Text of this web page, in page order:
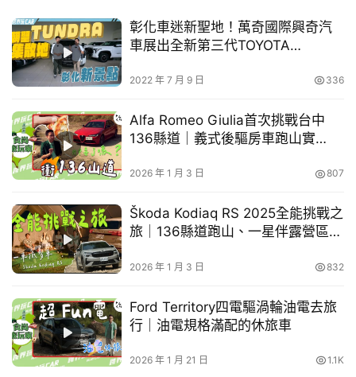
買
車
幫
幫
忙
跨
界
C
A
R
https://playcarcare.com/index.php/4410.html
彰化車迷新聖地！萬奇國際興奇汽
車展出全新第三代TOYOTA
2022 年 7 月 9 日 336
Alfa Romeo Giulia首次挑戰台中
136縣道｜義式後驅房車跑山實
跑山 #後驅房車 #義式操控 #跨界玩
2026 年 1 月 3 日 807
Škoda Kodiaq RS 2025全能挑戰之
旅│136縣道跑山、一星伴露營區烤
薦，一車抵多車，是一款全能好用
2026 年 1 月 3 日 832
Ford Territory四電驅渦輪油電去旅
行｜油電規格滿配的休旅車
2026 年 1 月 21 日 1.1K